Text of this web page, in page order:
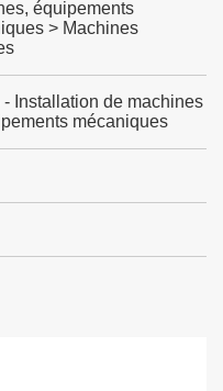
équipements
> Machines
Installation de machines
mécaniques